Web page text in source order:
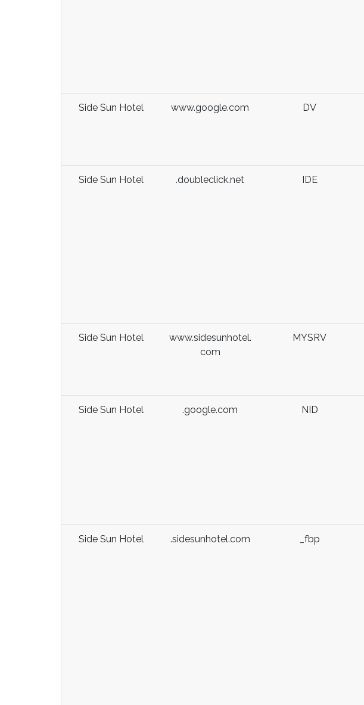
Side Sun Hotel www.google.com DV
Side Sun Hotel .doubleclick.net IDE
Side Sun Hotel
www.sidesunhotel.
com
MYSRV
Side Sun Hotel .google.com NID
Side Sun Hotel .sidesunhotel.com _fbp